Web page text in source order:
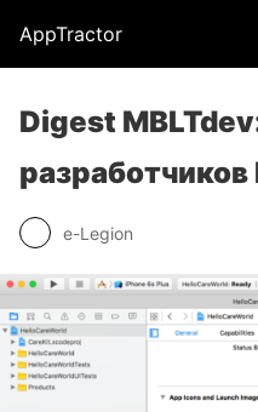
AppTractor
Digest
e-Legion